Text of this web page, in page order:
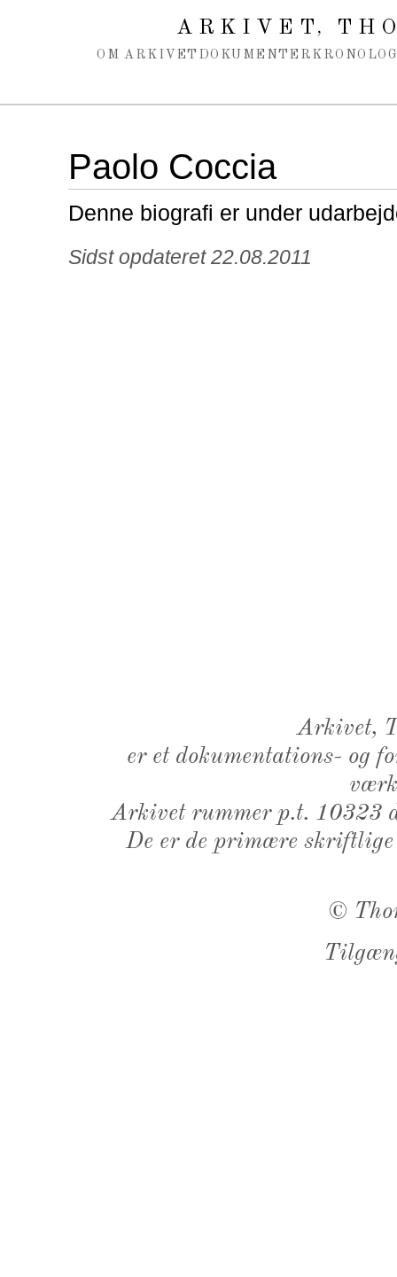
ARKIVET,
OM ARKIVET DOKUMENTER
Paolo Coccia
Denne biografi er under
Sidst opdateret 22.08.2011
Arkivet,
er et dokumentations- og
Arkivet rummer p.t. 10323
De er de primære
©